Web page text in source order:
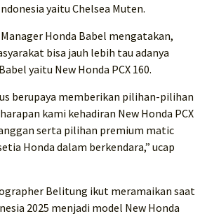
yaitu Chelsea Muten.
Honda Babel mengatakan,
bisa jauh lebih tau adanya
yaitu New Honda PCX 160.
berupaya memberikan pilihan-pilihan
kami kehadiran New Honda PCX
serta pilihan premium matic
Honda dalam berkendara,” ucap
Belitung ikut meramaikan saat
2025 menjadi model New Honda